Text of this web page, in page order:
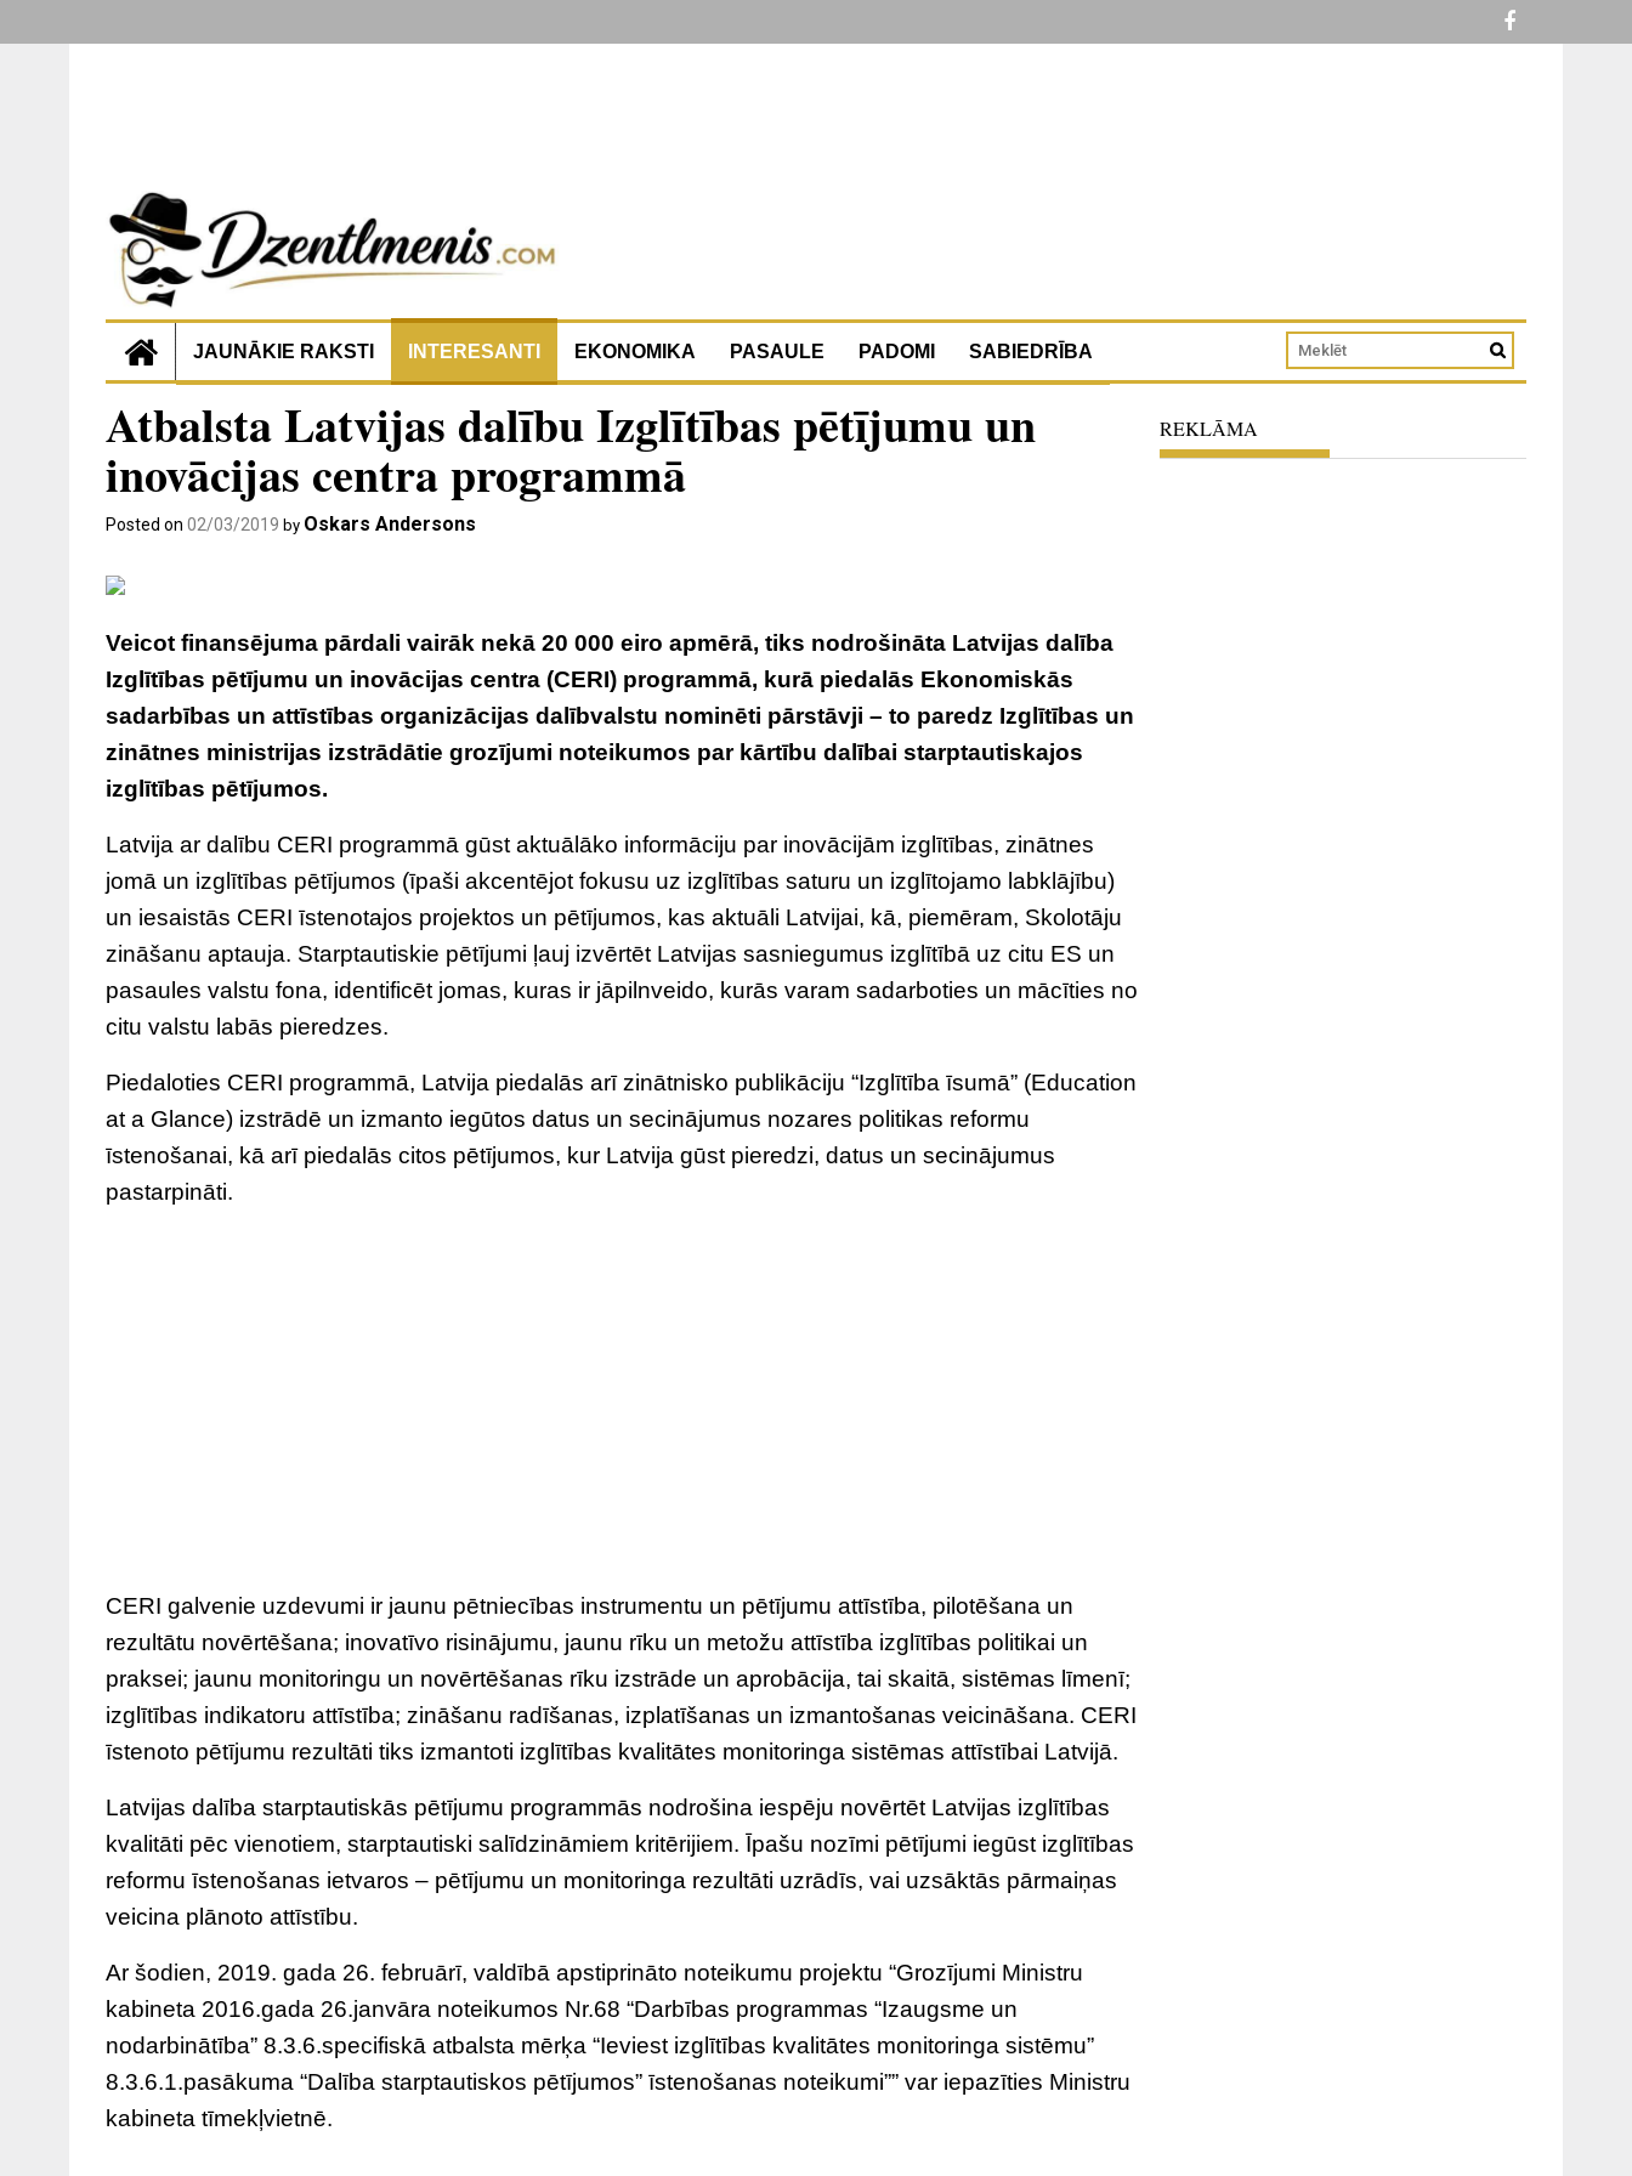
JAUNĀKIE RAKSTI INTERESANTI EKONOMIKA PASAULE PADOMI SABIEDRĪBA
Atbalsta Latvijas dalību Izglītības pētījumu un
inovācijas centra programmā
Posted on 02/03/2019 by Oskars Andersons
Veicot finansējuma pārdali vairāk nekā 20 000 eiro apmērā, tiks nodrošināta Latvijas dalība
Izglītības pētījumu un inovācijas centra (CERI) programmā, kurā piedalās Ekonomiskās
sadarbības un attīstības organizācijas dalībvalstu nominēti pārstāvji – to paredz Izglītības un
zinātnes ministrijas izstrādātie grozījumi noteikumos par kārtību dalībai starptautiskajos
izglītības pētījumos.
Latvija ar dalību CERI programmā gūst aktuālāko informāciju par inovācijām izglītības, zinātnes
jomā un izglītības pētījumos (īpaši akcentējot fokusu uz izglītības saturu un izglītojamo labklājību)
un iesaistās CERI īstenotajos projektos un pētījumos, kas aktuāli Latvijai, kā, piemēram, Skolotāju
zināšanu aptauja. Starptautiskie pētījumi ļauj izvērtēt Latvijas sasniegumus izglītībā uz citu ES un
pasaules valstu fona, identificēt jomas, kuras ir jāpilnveido, kurās varam sadarboties un mācīties no
citu valstu labās pieredzes.
Piedaloties CERI programmā, Latvija piedalās arī zinātnisko publikāciju “Izglītība īsumā” (Education
at a Glance) izstrādē un izmanto iegūtos datus un secinājumus nozares politikas reformu
īstenošanai, kā arī piedalās citos pētījumos, kur Latvija gūst pieredzi, datus un secinājumus
pastarpināti.
CERI galvenie uzdevumi ir jaunu pētniecības instrumentu un pētījumu attīstība, pilotēšana un
rezultātu novērtēšana; inovatīvo risinājumu, jaunu rīku un metožu attīstība izglītības politikai un
praksei; jaunu monitoringu un novērtēšanas rīku izstrāde un aprobācija, tai skaitā, sistēmas līmenī;
izglītības indikatoru attīstība; zināšanu radīšanas, izplatīšanas un izmantošanas veicināšana. CERI
īstenoto pētījumu rezultāti tiks izmantoti izglītības kvalitātes monitoringa sistēmas attīstībai Latvijā.
Latvijas dalība starptautiskās pētījumu programmās nodrošina iespēju novērtēt Latvijas izglītības
kvalitāti pēc vienotiem, starptautiski salīdzināmiem kritērijiem. Īpašu nozīmi pētījumi iegūst izglītības
reformu īstenošanas ietvaros – pētījumu un monitoringa rezultāti uzrādīs, vai uzsāktās pārmaiņas
veicina plānoto attīstību.
Ar šodien, 2019. gada 26. februārī, valdībā apstiprināto noteikumu projektu “Grozījumi Ministru
kabineta 2016.gada 26.janvāra noteikumos Nr.68 “Darbības programmas “Izaugsme un
nodarbinātība” 8.3.6.specifiskā atbalsta mērķa “Ieviest izglītības kvalitātes monitoringa sistēmu”
8.3.6.1.pasākuma “Dalība starptautiskos pētījumos” īstenošanas noteikumi”” var iepazīties Ministru
kabineta tīmekļvietnē.
REKLĀMA